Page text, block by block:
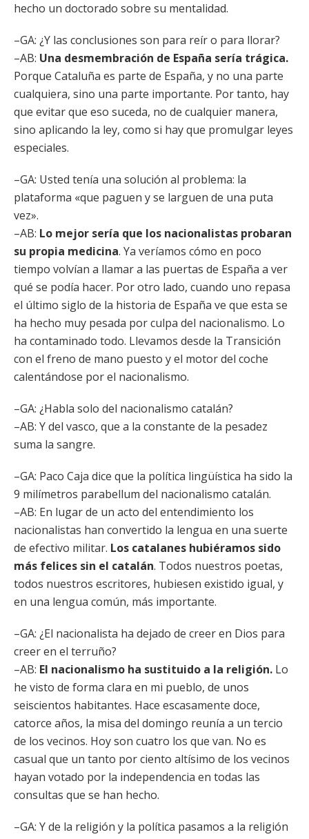
hecho un doctorado sobre su mentalidad.
–GA: ¿Y las conclusiones son para reír o para llorar?
–AB: Una desmembración de España sería trágica.
Porque Cataluña es parte de España, y no una parte
cualquiera, sino una parte importante. Por tanto, hay
que evitar que eso suceda, no de cualquier manera,
sino aplicando la ley, como si hay que promulgar leyes
especiales.
–GA: Usted tenía una solución al problema: la
plataforma «que paguen y se larguen de una puta
vez».
–AB: Lo mejor sería que los nacionalistas probaran
su propia medicina. Ya veríamos cómo en poco
tiempo volvían a llamar a las puertas de España a ver
qué se podía hacer. Por otro lado, cuando uno repasa
el último siglo de la historia de España ve que esta se
ha hecho muy pesada por culpa del nacionalismo. Lo
ha contaminado todo. Llevamos desde la Transición
con el freno de mano puesto y el motor del coche
calentándose por el nacionalismo.
–GA: ¿Habla solo del nacionalismo catalán?
–AB: Y del vasco, que a la constante de la pesadez
suma la sangre.
–GA: Paco Caja dice que la política lingüística ha sido la
9 milímetros parabellum del nacionalismo catalán.
–AB: En lugar de un acto del entendimiento los
nacionalistas han convertido la lengua en una suerte
de efectivo militar. Los catalanes hubiéramos sido
más felices sin el catalán. Todos nuestros poetas,
todos nuestros escritores, hubiesen existido igual, y
en una lengua común, más importante.
–GA: ¿El nacionalista ha dejado de creer en Dios para
creer en el terruño?
–AB: El nacionalismo ha sustituido a la religión. Lo
he visto de forma clara en mi pueblo, de unos
seiscientos habitantes. Hace escasamente doce,
catorce años, la misa del domingo reunía a un tercio
de los vecinos. Hoy son cuatro los que van. No es
casual que un tanto por ciento altísimo de los vecinos
hayan votado por la independencia en todas las
consultas que se han hecho.
–GA: Y de la religión y la política pasamos a la religión